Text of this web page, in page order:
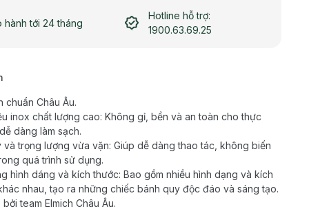
hành tới 24 tháng
Hotline hỗ trợ:
1900.63.69.25
chuẩn Châu Âu.
inox chất lượng cao: Không gỉ, bền và an toàn cho thực
dàng làm sạch.
và trọng lượng vừa vặn: Giúp dễ dàng thao tác, không biến
quá trình sử dụng.
hình dáng và kích thước: Bao gồm nhiều hình dạng và kích
nhau, tạo ra những chiếc bánh quy độc đáo và sáng tạo.
team Elmich Châu Âu.